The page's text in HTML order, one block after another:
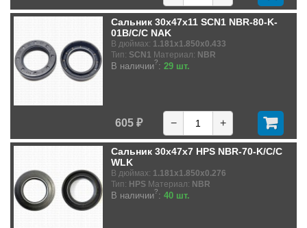
Сальник 30x47x11 SCN1 NBR-80-K-
01B/C/C NAK
В дюймах: 1.181x1.850x0.433
Тип: SCN1 Материал: NBR
В наличии?: 29 шт.
605 ₽ − +
Сальник 30x47x7 HPS NBR-70-K/C/C
WLK
В дюймах: 1.181x1.850x0.276
Тип: HPS Материал: NBR
В наличии?: 40 шт.